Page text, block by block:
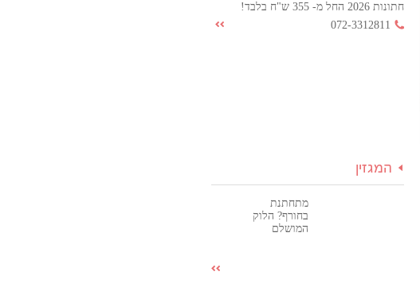
חתונות 2026 החל מ- 355 ש"ח בלבד!
072-3312811
המגזין
מתחתנת
בחורף? הלוק
המושלם